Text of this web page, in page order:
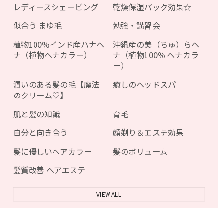
レディースシェービング
乾燥保湿パック効果☆
似合う まゆ毛
勉強・講習会
植物100%インド産ハナヘ
ナ（植物ヘナカラー）
沖縄産の美（ちゅ）らヘ
ナ（植物100％ ヘナカラ
ー）
潤いのある髪の毛【魔法
のクリーム♡】
癒しのヘッドスパ
肌と髪の知識
育毛
自分と向き合う
顔剃り＆エステ効果
髪に優しいヘアカラー
髪のボリューム
髪質改善 ヘアエステ
VIEW ALL